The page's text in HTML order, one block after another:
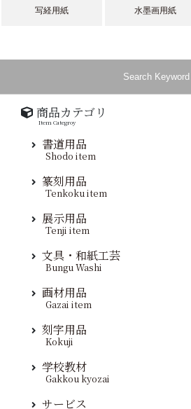
写経用紙 水墨画用紙
商品カテゴリ
Item Categroy
書道用品
Shodo item
篆刻用品
Tenkoku item
展示用品
Tenji item
文具・和紙工芸
Bungu Washi
画材用品
Gazai item
刻字用品
Kokuji
学校教材
Gakkou kyozai
サービス